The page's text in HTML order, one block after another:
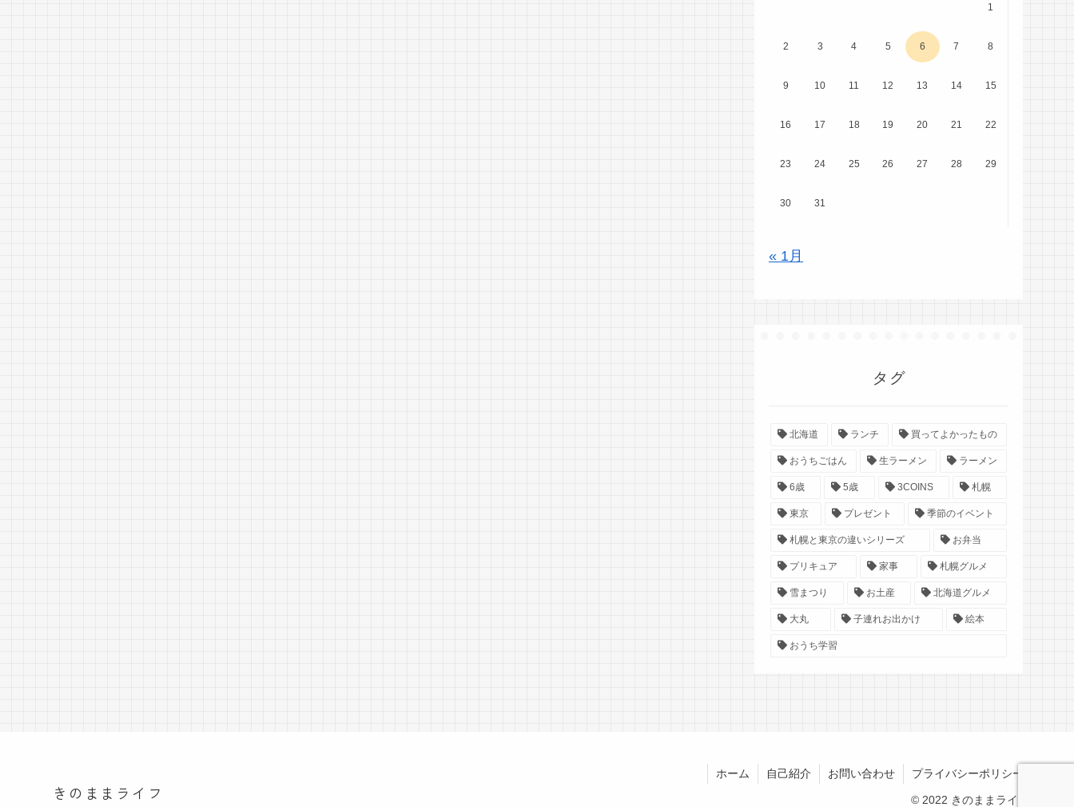
1
2 3 4 5 6 7 8
9 10 11 12 13 14 15
16 17 18 19 20 21 22
23 24 25 26 27 28 29
30 31
« 1月
タグ
北海道 ランチ 買ってよかったもの
おうちごはん 生ラーメン ラーメン
6歳 5歳 3COINS 札幌
東京 プレゼント 季節のイベント
札幌と東京の違いシリーズ お弁当
プリキュア 家事 札幌グルメ
雪まつり お土産 北海道グルメ
大丸 子連れお出かけ 絵本
おうち学習
きのままライフ
ホーム 自己紹介 お問い合わせ プライバシーポリシー
© 2022 きのままライフ.